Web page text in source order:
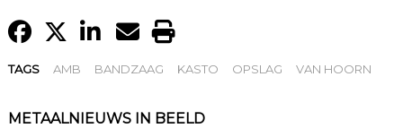
TAGS AMB BANDZAAG KASTO OPSLAG VAN HOORN
METAALNIEUWS IN BEELD